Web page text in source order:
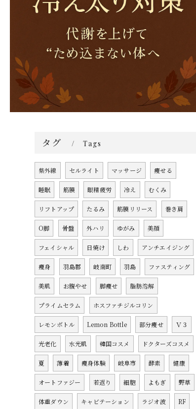
タグ Tags
紫外線 セルライト マッサージ 痩せる
睡眠 筋膜 眼精疲労 冷え むくみ
リフトアップ たるみ 筋膜リリース 巻き肩
O脚 骨盤 外ハリ ゆがみ 美顔
フェイシャル 日焼け しわ アンチエイジング
痩身 羽島郡 岐南町 羽島 ファスティング
美肌 お腹やせ 脚痩せ 脂肪溶解
プライムセラム ホスファチジルコリン
レモンボトル Lemon Bottle 部分痩せ Ｖ３
光老化 水光肌 韓国コスメ ドクターズコスメ
夏 薄着 痩身体験 岐阜市 酵素 健康
オートファジー 若返り 細胞 よもぎ 野草
体重ダウン キャビテーション ラジオ波 RF